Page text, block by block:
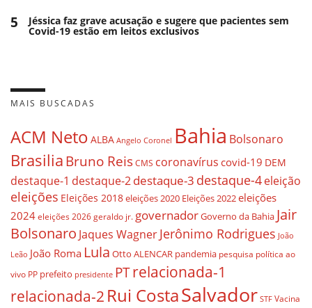
5 Jéssica faz grave acusação e sugere que pacientes sem
Covid-19 estão em leitos exclusivos
MAIS BUSCADAS
ACM Neto ALBA Angelo Coronel Bahia Bolsonaro
BrasiliaBruno ReisCMS coronavírus covid-19 DEM
destaque-1 destaque-2destaque-3 destaque-4eleição
eleições Eleições 2018eleições 2020 Eleições 2022eleições
2024 eleições 2026 geraldo jr. governadorGoverno da Bahia Jair
Bolsonaro Jaques WagnerJerônimo Rodrigues João
Leão João Roma Lula Otto ALENCAR pandemia pesquisa política ao
vivo PP prefeito presidente PTrelacionada-1
relacionada-2 Rui CostaSalvador STF Vacina